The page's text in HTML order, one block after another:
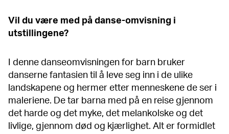
Vil du være med på danse-omvisning i
utstillingene?
I denne danseomvisningen for barn bruker
danserne fantasien til å leve seg inn i de ulike
landskapene og hermer etter menneskene de ser i
maleriene. De tar barna med på en reise gjennom
det harde og det myke, det melankolske og det
livlige, gjennom død og kjærlighet. Alt er formidlet